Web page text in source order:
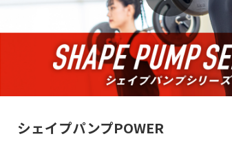
シェイプパンプPOWER